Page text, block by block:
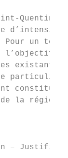
« Pour un
«
la région
–